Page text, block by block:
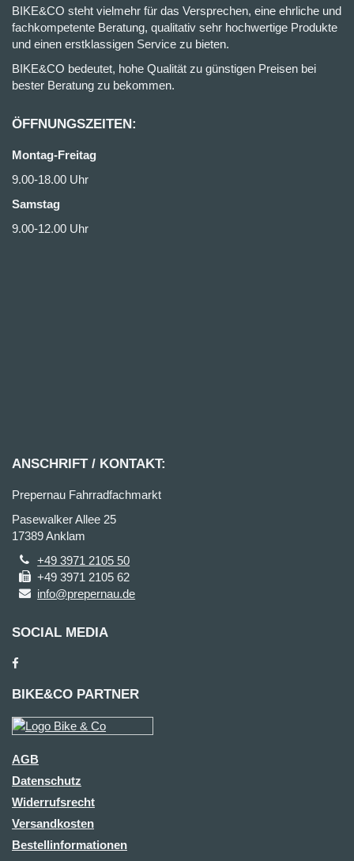
BIKE&CO steht vielmehr für das Versprechen, eine ehrliche und
fachkompetente Beratung, qualitativ sehr hochwertige Produkte
und einen erstklassigen Service zu bieten.
BIKE&CO bedeutet, hohe Qualität zu günstigen Preisen bei
bester Beratung zu bekommen.
ÖFFNUNGSZEITEN:
Montag-Freitag
9.00-18.00 Uhr
Samstag
9.00-12.00 Uhr
ANSCHRIFT / KONTAKT:
Prepernau Fahrradfachmarkt
Pasewalker Allee 25
17389 Anklam
+49 3971 2105 50
+49 3971 2105 62
info@prepernau.de
SOCIAL MEDIA
BIKE&CO PARTNER
AGB
Datenschutz
Widerrufsrecht
Versandkosten
Bestellinformationen